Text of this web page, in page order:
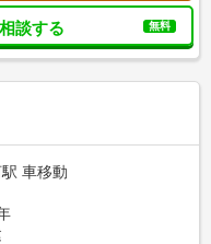
談する 無料
車移動